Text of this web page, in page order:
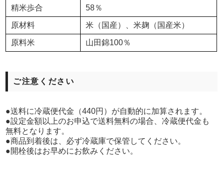
精米歩合 58％
原材料 米（国産）、米麹（国産米）
原料米 山田錦100％
ご注意ください
●送料に冷蔵便代金（440円）が自動的に加算されます。
●設定金額以上のお申込で送料無料の場合、冷蔵便代金も
無料となります。
●商品到着後は、必ず冷蔵庫で保管してください。
●開栓後はお早めにお飲みください。